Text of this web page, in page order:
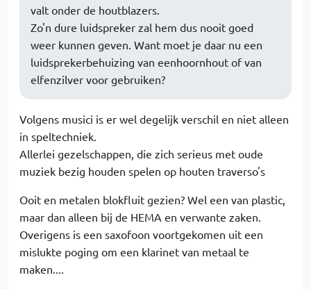
valt onder de houtblazers.
Zo'n dure luidspreker zal hem dus nooit goed
weer kunnen geven. Want moet je daar nu een
luidsprekerbehuizing van eenhoornhout of van
elfenzilver voor gebruiken?
Volgens musici is er wel degelijk verschil en niet alleen
in speltechniek.
Allerlei gezelschappen, die zich serieus met oude
muziek bezig houden spelen op houten traverso's
Ooit en metalen blokfluit gezien? Wel een van plastic,
maar dan alleen bij de HEMA en verwante zaken.
Overigens is een saxofoon voortgekomen uit een
mislukte poging om een klarinet van metaal te
maken....